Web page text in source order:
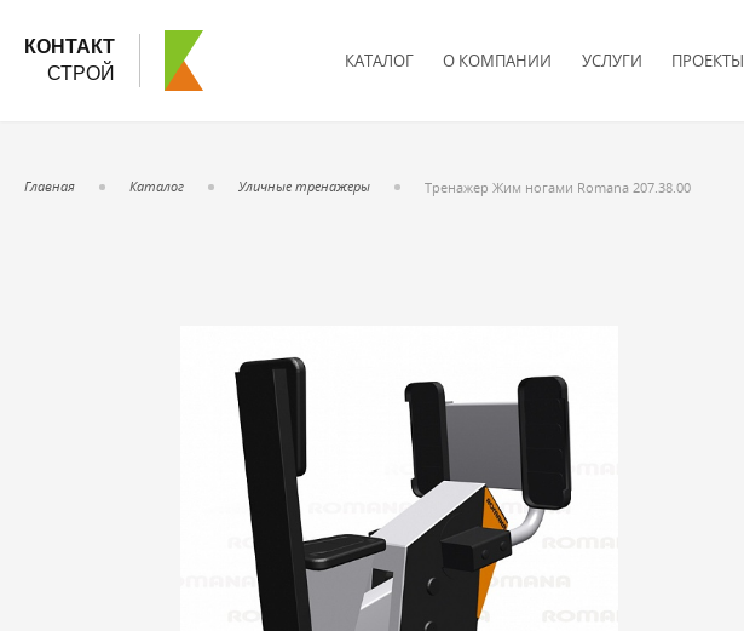
КОНТАКТ
СТРОЙ
КАТАЛОГ О КОМПАНИИ УСЛУГИ ПРОЕКТЫ
Главная Каталог Уличные тренажеры Тренажер Жим ногами Romana 207.38.00